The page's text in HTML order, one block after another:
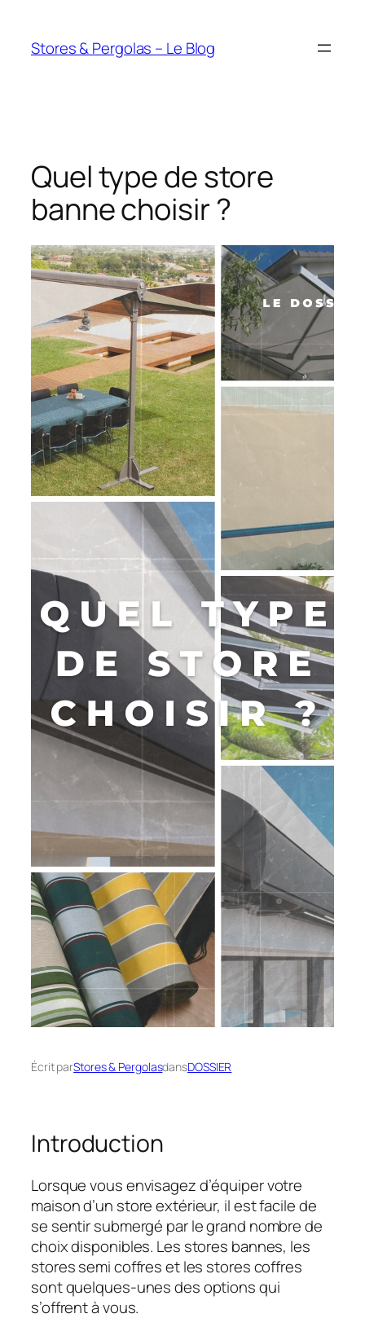
contenu
Stores & Pergolas – Le Blog
Quel type de store
banne choisir ?
Écrit parStores & PergolasdansDOSSIER
Introduction
Lorsque vous envisagez d’équiper votre
maison d’un store extérieur, il est facile de
se sentir submergé par le grand nombre de
choix disponibles. Les stores bannes, les
stores semi coffres et les stores coffres
sont quelques-unes des options qui
s’offrent à vous.